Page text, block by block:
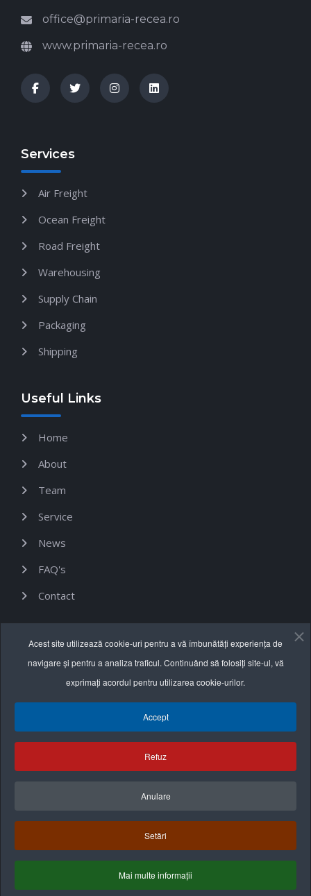
office@primaria-recea.ro
www.primaria-recea.ro
Services
Air Freight
Ocean Freight
Road Freight
Warehousing
Supply Chain
Packaging
Shipping
Useful Links
Home
About
Team
Service
News
FAQ's
Contact
Informații utile
Termeni și condiții
Politica cookie
Acest site utilizează cookie-uri pentru a vă îmbunătăți experiența de
navigare și pentru a analiza traficul. Continuând să folosiți site-ul, vă
exprimați acordul pentru utilizarea cookie-urilor.
Accept
Refuz
Anulare
Setări
Mai multe informații